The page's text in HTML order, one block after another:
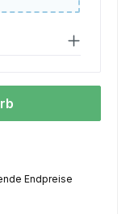
die Schaltflächen
Endpreise